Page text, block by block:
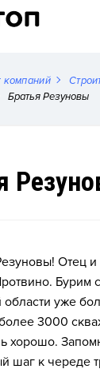
компаний
Братья Резуновы
Отец
Бурим
уже
3000
хорошо.
шаг к череде